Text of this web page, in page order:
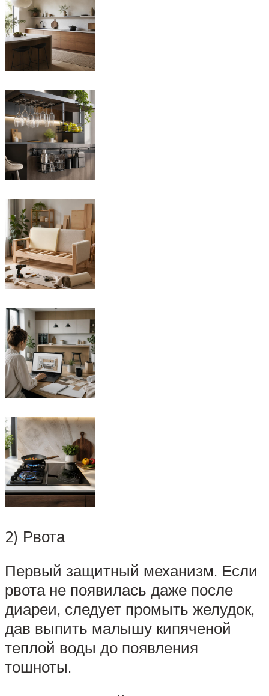
2) Рвота
Первый защитный механизм. Если
рвота не появилась даже после
диареи, следует промыть желудок,
дав выпить малышу кипяченой
теплой воды до появления
тошноты.